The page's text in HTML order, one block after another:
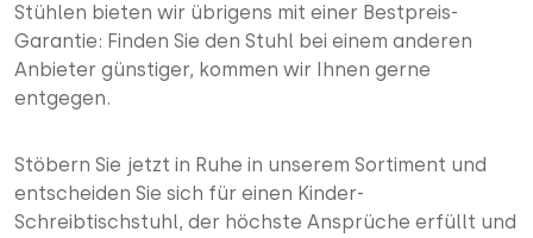
Stühlen bieten wir übrigens mit einer Bestpreis-
Garantie: Finden Sie den Stuhl bei einem anderen
Anbieter günstiger, kommen wir Ihnen gerne
entgegen.
Stöbern Sie jetzt in Ruhe in unserem Sortiment und
entscheiden Sie sich für einen Kinder-
Schreibtischstuhl, der höchste Ansprüche erfüllt und